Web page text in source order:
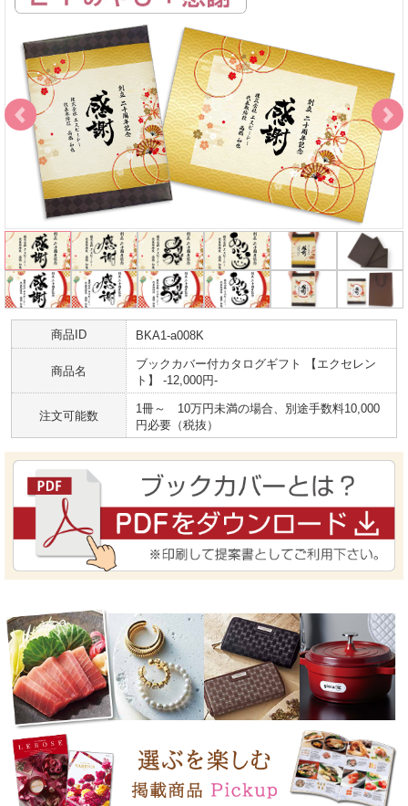
商品ID BKA1-a008K
商品名
ブックカバー付カタログギフト 【エクセレン
ト】 -12,000円-
注文可能数
1冊～ 10万円未満の場合、別途手数料10,000
円必要（税抜）